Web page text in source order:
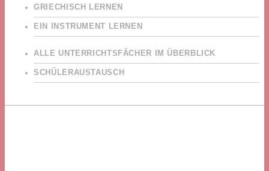
GRIECHISCH LERNEN
EIN INSTRUMENT LERNEN
ALLE UNTERRICHTSFÄCHER IM ÜBERBLICK
SCHÜLERAUSTAUSCH